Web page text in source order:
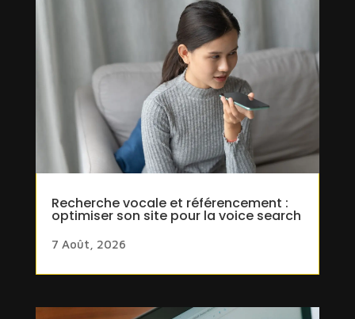
Recherche vocale et référencement :
optimiser son site pour la voice search
7 Août, 2026